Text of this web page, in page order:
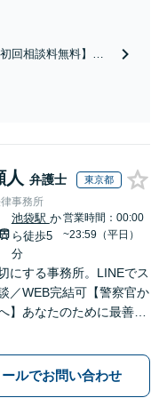
将来の生活を見据
器に慰謝料、養育
費、親権などの獲
得を目指します
【夜間・休日面談
可】
初回相談料無料】住
更までフルサポー
拠点と組織力を活
円満かつスピーデ
に相続手続きをお
いします【取扱い
2000件以上】
人 弁護士 東京都
事務所
池袋駅 か
ら徒歩5
分
営業時間：00:00
~23:59（平日）
にする事務所。LINEでス
／WEB完結可【警察官か
】あなたのために最善の
事から刑事事件まで幅広
全個室】
ールでお問い合わせ